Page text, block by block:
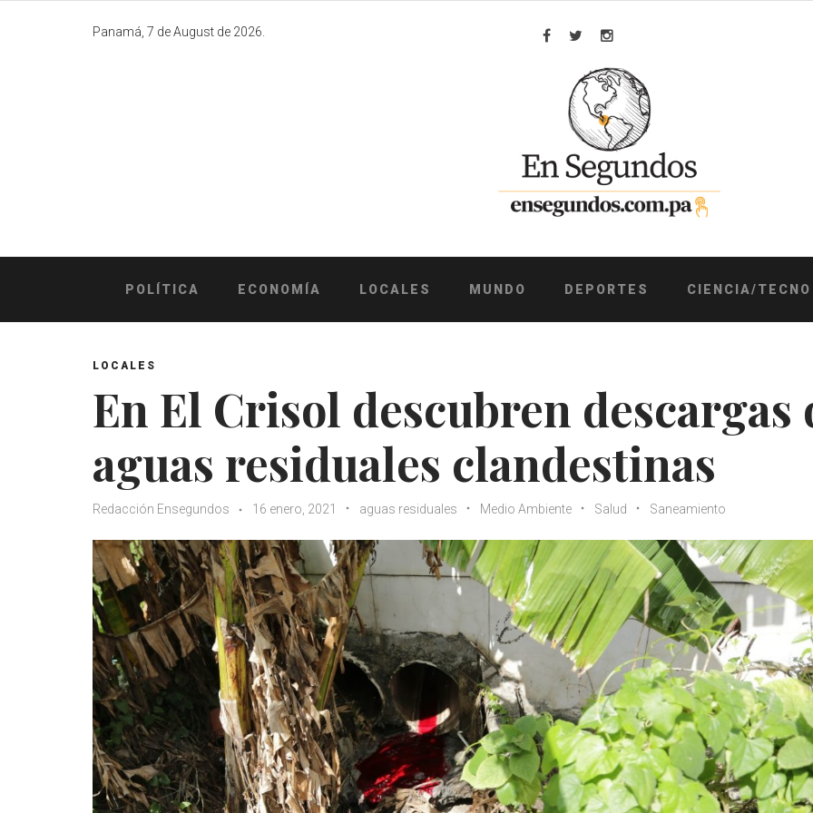
Panamá, 7 de August de 2026.
Facebook
TwitterInstagram
POLÍTICA ECONOMÍA LOCALES MUNDO DEPORTES CIENCIA/TECNO
LOCALES
En El Crisol descubren descargas
aguas residuales clandestinas
Redacción Ensegundos 16 enero, 2021 aguas residuales Medio Ambiente Salud Saneamiento